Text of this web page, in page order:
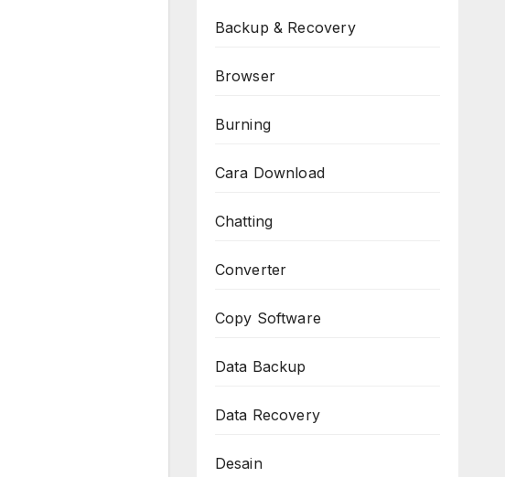
Backup & Recovery
Browser
Burning
Cara Download
Chatting
Converter
Copy Software
Data Backup
Data Recovery
Desain